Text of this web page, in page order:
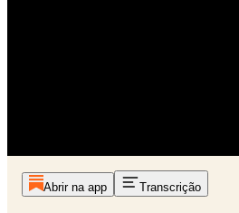
Abrir na app Transcrição